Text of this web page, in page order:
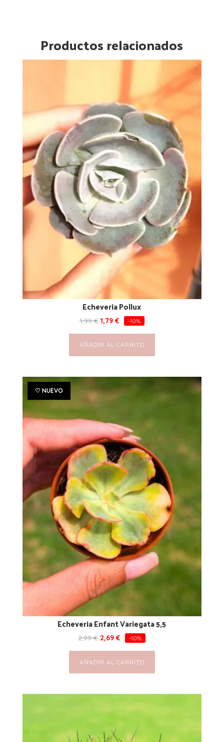
Productos relacionados
Echeveria Pollux
1,99€ 1,79 € -10%
AÑADIR AL CARRITO
♡ NUEVO
Echeveria Enfant Variegata 5,5
2,99€ 2,69€ -10%
AÑADIR AL CARRITO